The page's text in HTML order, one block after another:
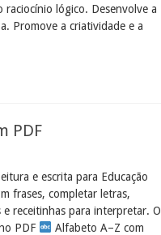
raciocínio lógico. Desenvolve a
Promove a criatividade e a
PDF
e escrita para Educação
frases, completar letras,
receitinhas para interpretar. O
PDF
Alfabeto A–Z com